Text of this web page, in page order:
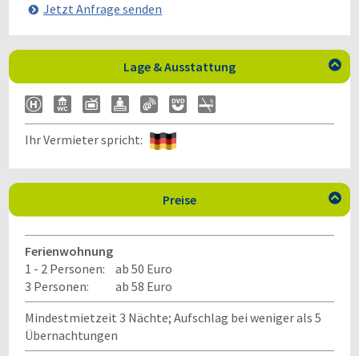
Jetzt Anfrage senden
Lage & Ausstattung 
Ihr Vermieter spricht:
Preise 
Ferienwohnung
1 - 2 Personen:
ab 50 Euro
3 Personen:
ab 58 Euro
Mindestmietzeit 3 Nächte; Aufschlag bei weniger als 5
Übernachtungen